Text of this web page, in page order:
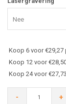
Nee
Koop 6 voor €29,27
Koop 12 voor
Koop 24 voor
- +